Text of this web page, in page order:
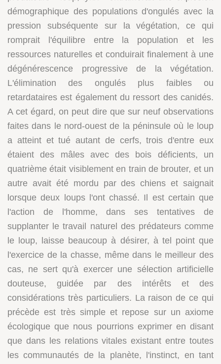
démographique des populations d'ongulés avec la
pression subséquente sur la végétation, ce qui
romprait l'équilibre entre la population et les
ressources naturelles et conduirait finalement à une
dégénérescence progressive de la végétation.
L'élimination des ongulés plus faibles ou
retardataires est également du ressort des canidés.
A cet égard, on peut dire que sur neuf observations
faites dans le nord-ouest de la péninsule où le loup
a atteint et tué autant de cerfs, trois d'entre eux
étaient des mâles avec des bois déficients, un
quatrième était visiblement en train de brouter, et un
autre avait été mordu par des chiens et saignait
lorsque deux loups l'ont chassé. Il est certain que
l'action de l'homme, dans ses tentatives de
supplanter le travail naturel des prédateurs comme
le loup, laisse beaucoup à désirer, à tel point que
l'exercice de la chasse, même dans le meilleur des
cas, ne sert qu'à exercer une sélection artificielle
douteuse, guidée par des intérêts et des
considérations très particuliers. La raison de ce qui
précède est très simple et repose sur un axiome
écologique que nous pourrions exprimer en disant
que dans les relations vitales existant entre toutes
les communautés de la planète, l'instinct, en tant